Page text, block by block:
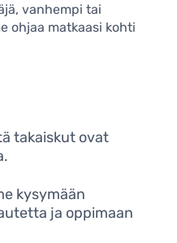
vanhempi tai
ohjaa matkaasi kohti
takaiskut ovat
kysymään
ja oppimaan